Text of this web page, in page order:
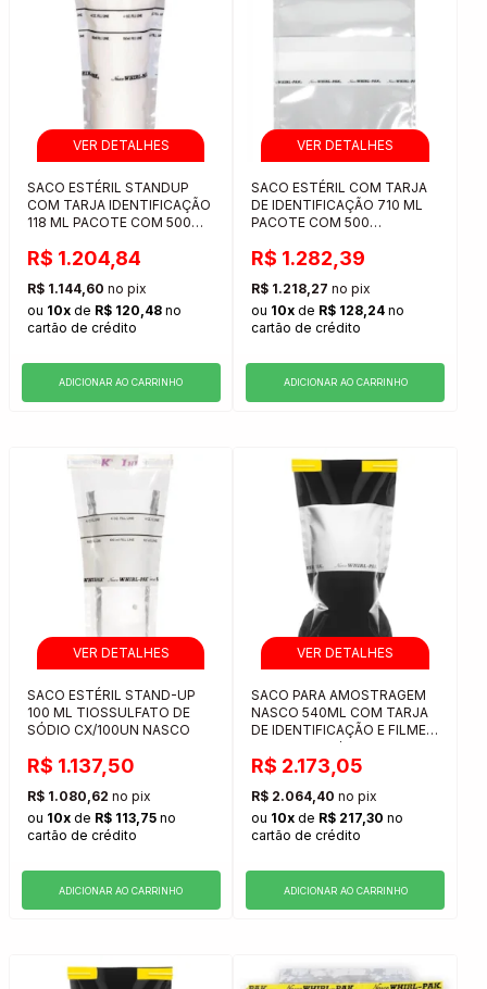
SACO ESTÉRIL STANDUP
COM TARJA IDENTIFICAÇÃO
118 ML PACOTE COM 500
R$ 1.204,84
R$ 1.144,60 no pix
ou 10x de R$ 120,48 no
cartão de crédito
ADICIONAR AO CARRINHO
SACO ESTÉRIL COM TARJA
DE IDENTIFICAÇÃO 710 ML
PACOTE COM 500
R$ 1.282,39
R$ 1.218,27 no pix
ou 10x de R$ 128,24 no
cartão de crédito
ADICIONAR AO CARRINHO
SACO ESTÉRIL STAND-UP
100 ML TIOSSULFATO DE
SÓDIO CX/100UN NASCO
R$ 1.137,50
R$ 1.080,62 no pix
ou 10x de R$ 113,75 no
cartão de crédito
ADICIONAR AO CARRINHO
SACO PARA AMOSTRAGEM
NASCO 540ML COM TARJA
DE IDENTIFICAÇÃO E FILME
ESCURO PCT/500UN
R$ 2.173,05
R$ 2.064,40 no pix
ou 10x de R$ 217,30 no
cartão de crédito
ADICIONAR AO CARRINHO